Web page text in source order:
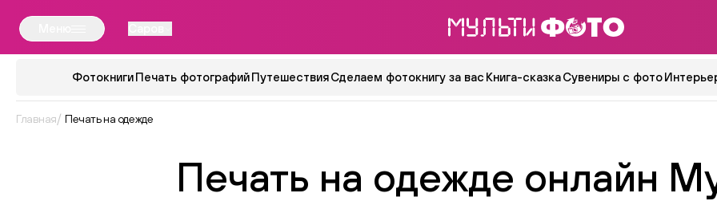
Фотокниги Печать фотографий Путешествия Сделаем фотокнигу за вас Книга-сказка Сувениры с фото
Главная Печать на одежде
Печать на одежде онлайн